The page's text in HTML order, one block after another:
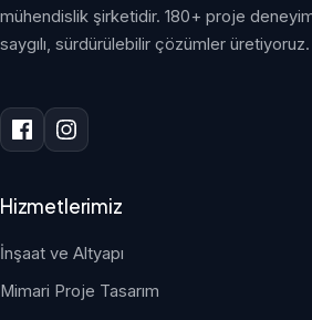
mühendislik şirketidir. 180+ proje
saygılı, sürdürülebilir çözümler üretiyoruz.
Hizmetlerimiz
İnşaat ve Altyapı
Mimari Proje Tasarım